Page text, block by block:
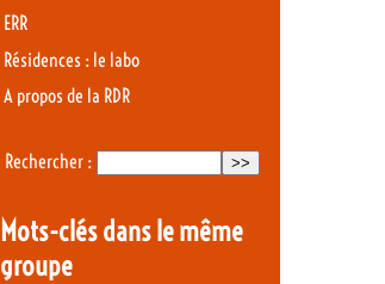
ERR
Résidences : le labo
A propos de la RDR
Rechercher :
Mots-clés dans le même
groupe